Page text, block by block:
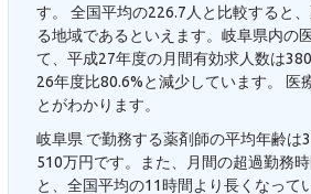
す。 全国平均の226.7人と比較すると
る地域であるといえます。岐阜県内の
て、平成27年度の月間有効求人数は
26年度比80.6%と減少しています。 医
とがわかります。
岐阜県 で勤務する薬剤師の平均年齢は
510万円です。また、月間の超過勤務
と、全国平均の11時間より長くなって